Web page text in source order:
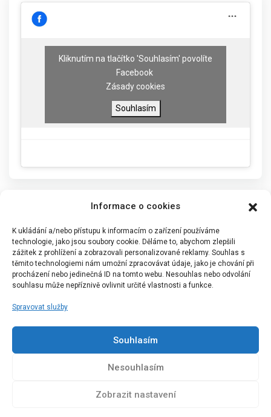
Informace o cookies
K ukládání a/nebo přístupu k informacím o zařízení používáme
technologie, jako jsou soubory cookie. Děláme to, abychom zlepšili
zážitek z prohlížení a zobrazovali personalizované reklamy. Souhlas s
těmito technologiemi nám umožní zpracovávat údaje, jako je chování při
procházení nebo jedinečná ID na tomto webu. Nesouhlas nebo odvolání
souhlasu může nepříznivě ovlivnit určité vlastnosti a funkce.
Spravovat služby
Souhlasím
Nesouhlasím
Zobrazit nastavení
Kliknutím na tlačítko 'Souhlasím' povolíte
Facebook
Zásady cookies
Souhlasím
Kopírování obsahu je přísně zakázáno.